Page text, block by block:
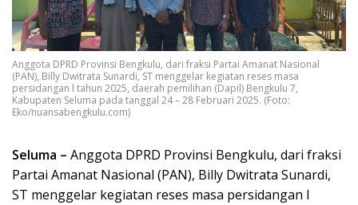
Anggota DPRD Provinsi Bengkulu, dari fraksi Partai Amanat Nasional
(PAN), Billy Dwitrata Sunardi, ST menggelar kegiatan reses masa
persidangan l tahun 2025, daerah pemilihan (Dapil) Bengkulu 7,
Kabupaten Seluma pada tanggal 24 – 28 Februari 2025. (Foto:
Eko/nuansabengkulu.com)
Seluma – Anggota DPRD Provinsi Bengkulu, dari fraksi
Partai Amanat Nasional (PAN), Billy Dwitrata Sunardi,
ST menggelar kegiatan reses masa persidangan l